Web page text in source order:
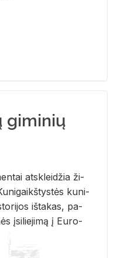
giminių
at­sklei­džia ži­
ku­ni­
iš­ta­kas, pa­
įsi­lie­ji­mą į Eu­ro­